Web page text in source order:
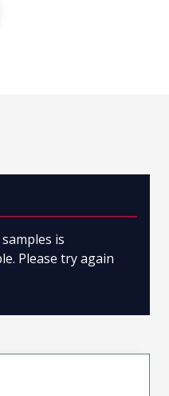
is
Please try again